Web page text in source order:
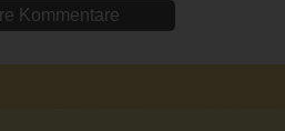
Kommentare